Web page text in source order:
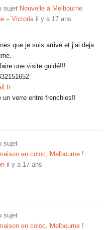
sujet Nouvelle à Melbourne
– Victoria il y a 17 ans
que je suis arrivé et j’ai deja
une visite guidé!!!
un verre entre frenchies!!
sujet
en coloc, Melbourne !
il y a 17 ans
sujet
en coloc, Melbourne !